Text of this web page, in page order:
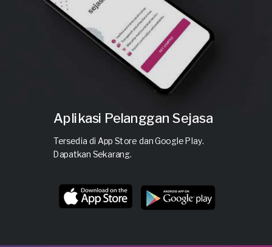
Aplikasi Pelanggan Sejasa
Tersedia di App Store dan Google Play.
Dapatkan Sekarang.